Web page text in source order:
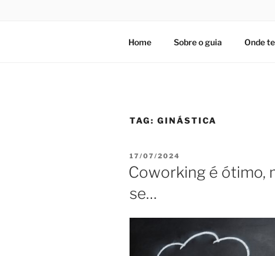
Home Sobre o guia Onde
TAG: GINÁSTICA
PUBLICADO
EM
17/07/2024
Coworking é ótimo,
se…